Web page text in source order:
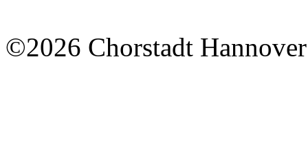
©2026 Chorstadt Hannover